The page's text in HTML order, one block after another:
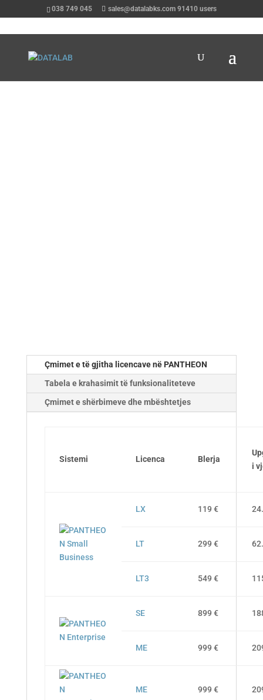
038 749 045 sales@datalabks.com 91410 users
Çmimet e të gjitha licencave në PANTHEON
Tabela e krahasimit të funksionaliteteve
Çmimet e shërbimeve dhe mbështetjes
Sistemi Licenca Blerja
i
LX 119 €
LT 299 €
LT3 549 €
SE 899 €
ME 999 €
ME 999 €